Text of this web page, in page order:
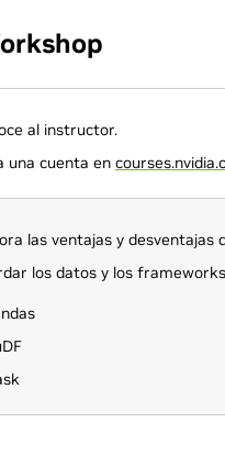
al instructor.
una cuenta en
las ventajas y desventajas
los datos y los